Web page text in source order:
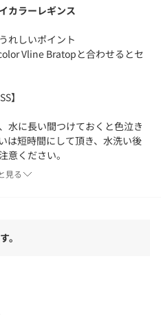
カラーレギンス
れしいポイント
Vline Bratopと合わせるとセ
】
水に長い間つけておくと色泣き
は短時間にして頂き、水洗い後
意ください。
用下さい。
見る
。